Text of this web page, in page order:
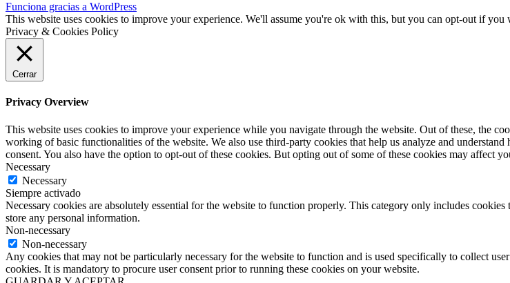
Funciona gracias a WordPress
This website uses cookies to improve your experience. We'll assume you're ok with this, but you can opt-out if you
Privacy & Cookies Policy
Cerrar
Privacy Overview
This website uses cookies to improve your experience while you navigate through the website. Out of these, the
working of basic functionalities of the website. We also use third-party cookies that help us analyze and
consent. You also have the option to opt-out of these cookies. But opting out of some of these cookies may affect
Necessary
Necessary
Siempre activado
Necessary cookies are absolutely essential for the website to function properly. This category only includes
store any personal information.
Non-necessary
Non-necessary
Any cookies that may not be particularly necessary for the website to function and is used specifically to collect
cookies. It is mandatory to procure user consent prior to running these cookies on your website.